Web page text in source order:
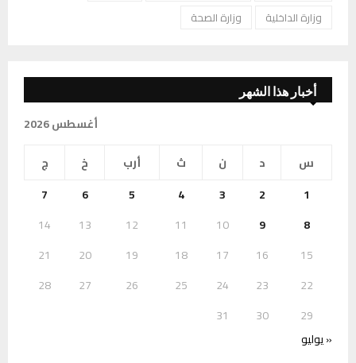
وزارة الداخلية
وزارة الصحة
أخبار هذا الشهر
أغسطس 2026
س
د ن ث أرب خ
ج
1
2
3
4
5
6
7
8
9
10
11
12
13
14
15
16
17
18
19
20
21
22
23
24
25
26
27
28
29
30
31
« يوليو